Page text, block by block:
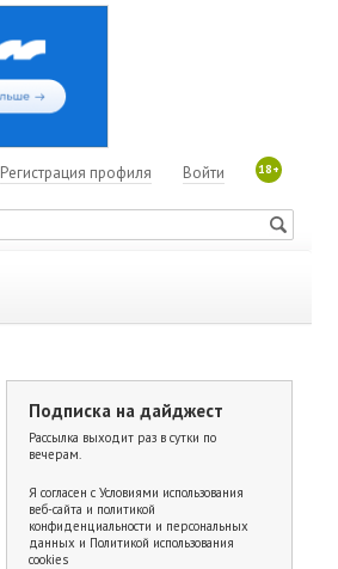
18+
Войти
Регистрация профиля
Подписка на дайджест
Рассылка выходит раз в сутки по
вечерам.
Я согласен с Условиями использования
веб-сайта и политикой
конфиденциальности и персональных
данных и Политикой использования
cookies